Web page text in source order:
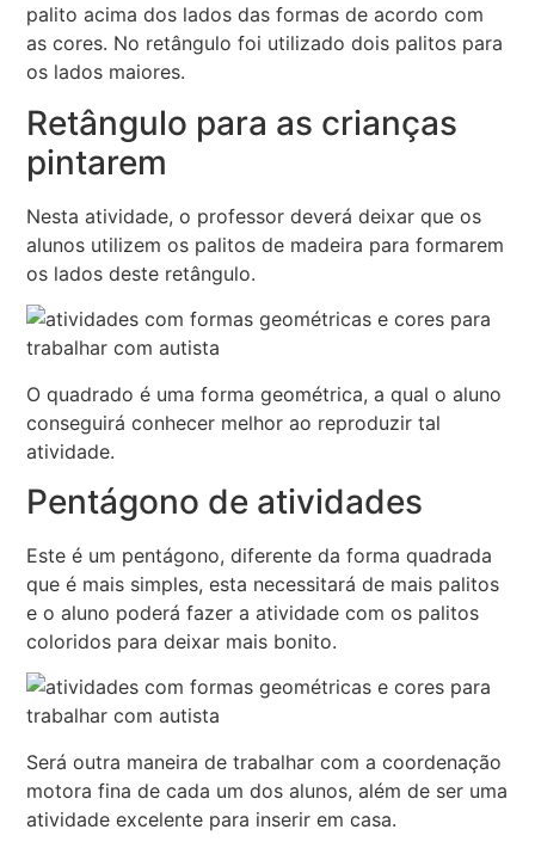
palito acima dos lados das formas de acordo com
as cores. No retângulo foi utilizado dois palitos para
os lados maiores.
Retângulo para as crianças
pintarem
Nesta atividade, o professor deverá deixar que os
alunos utilizem os palitos de madeira para formarem
os lados deste retângulo.
O quadrado é uma forma geométrica, a qual o aluno
conseguirá conhecer melhor ao reproduzir tal
atividade.
Pentágono de atividades
Este é um pentágono, diferente da forma quadrada
que é mais simples, esta necessitará de mais palitos
e o aluno poderá fazer a atividade com os palitos
coloridos para deixar mais bonito.
Será outra maneira de trabalhar com a coordenação
motora fina de cada um dos alunos, além de ser uma
atividade excelente para inserir em casa.